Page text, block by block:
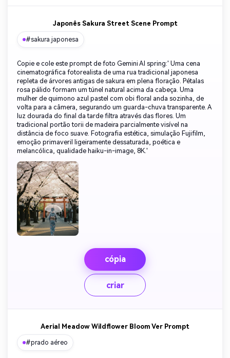
Japonês Sakura Street Scene Prompt
#sakura japonesa
Copie e cole este prompt de foto Gemini AI spring:' Uma cena
cinematográfica fotorealista de uma rua tradicional japonesa
repleta de árvores antigas de sakura em plena floração. Pétalas
rosa pálido formam um túnel natural acima da cabeça. Uma
mulher de quimono azul pastel com obi floral anda sozinha, de
volta para a câmera, segurando um guarda-chuva transparente. A
luz dourada do final da tarde filtra através das flores. Um
tradicional portão torii de madeira parcialmente visível na
distância de foco suave. Fotografia estética, simulação Fujifilm,
emoção primaveril ligeiramente dessaturada, poética e
melancólica, qualidade haiku-in-image, 8K.'
cópia
criar
Aerial Meadow Wildflower Bloom Ver Prompt
#prado aéreo